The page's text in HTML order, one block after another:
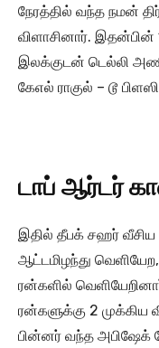
நேரத்தில் வந்த நமன்
விளாசினார்.
இலக்குடன் டெல்லி
கேஎல் ராகுல் – டூ
டாப் ஆர்டர்
இதில் தீபக் சஹர் வீசிய
ஆட்டமிழந்து வெளியேற,
ரன்களில்
ரன்களுக்கு 2 முக்கிய
பின்னர் வந்த அபிஷேக்